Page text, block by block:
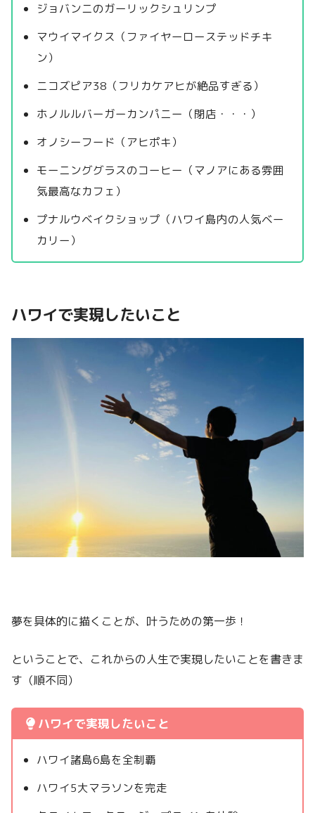
ジョバンニのガーリックシュリンプ
マウイマイクス（ファイヤーローステッドチキ
ン）
ニコズピア38（フリカケアヒが絶品すぎる）
ホノルルバーガーカンパニー（閉店・・・）
オノシーフード（アヒポキ）
モーニンググラスのコーヒー（マノアにある雰囲
気最高なカフェ）
プナルウベイクショップ（ハワイ島内の人気ベー
カリー）
ハワイで実現したいこと
夢を具体的に描くことが、叶うための第一歩！
ということで、これからの人生で実現したいことを書きま
す（順不同）
ハワイで実現したいこと
ハワイ諸島6島を全制覇
ハワイ5大マラソンを完走